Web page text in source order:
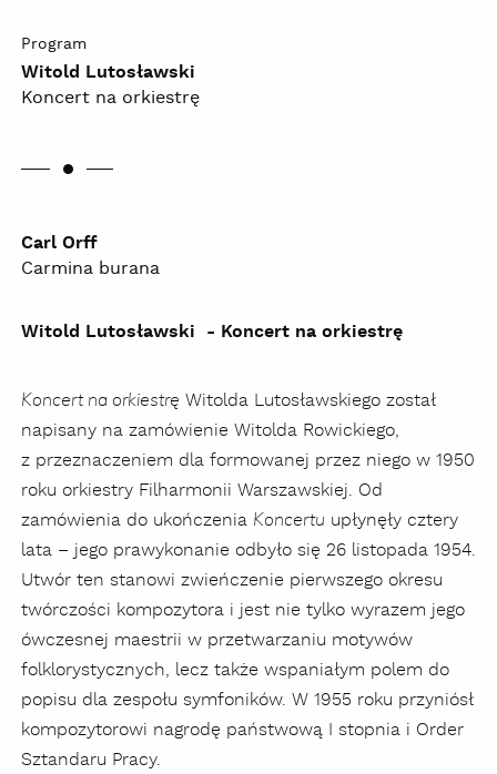
Program
Witold Lutosławski
Koncert na orkiestrę
Carl Orff
Carmina burana
Witold Lutosławski - Koncert na orkiestrę
Koncert na orkiestrę Witolda Lutosławskiego został
napisany na zamówienie Witolda Rowickiego,
z przeznaczeniem dla formowanej przez niego w 1950
roku orkiestry Filharmonii Warszawskiej. Od
zamówienia do ukończenia Koncertu upłynęły cztery
lata – jego prawykonanie odbyło się 26 listopada 1954.
Utwór ten stanowi zwieńczenie pierwszego okresu
twórczości kompozytora i jest nie tylko wyrazem jego
ówczesnej maestrii w przetwarzaniu motywów
folklorystycznych, lecz także wspaniałym polem do
popisu dla zespołu symfoników. W 1955 roku przyniósł
kompozytorowi nagrodę państwową I stopnia i Order
Sztandaru Pracy.